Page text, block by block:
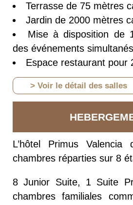
Terrasse de 75 mètres
Jardin de 2000 mètres
Mise à disposition de
des événements simultanés
Espace restaurant pour
> Voir le détail des salles
L’hôtel Primus Valencia
chambres réparties sur 8
8 Junior Suite, 1 Suite
chambres familiales